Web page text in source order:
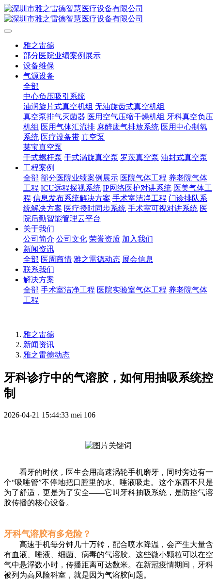
雅之雷德
部分医院业绩案例展示
设备维保
气源设备
全部
中心负压吸引系统
油润旋片式真空机组 无油旋齿式真空机组
真空泵排气灭菌器 医用空气压缩干燥机组 牙科真空负压
机组 医用气体汇流排 麻醉废气排放系统 医用中心制氧
系统 医疗设备带 真空泵
莱宝真空泵
干式螺杆泵 干式涡旋真空泵 罗茨真空泵 油封式真空泵
工程案例
全部 部分医院业绩案例展示 医院气体工程 养老院气体
工程 ICU远程探视系统 IP网络医护对讲系统 医美气体工
程 信息发布系统解决方案 手术室洁净工程 门诊排队系
统解决方案 医疗授时同步系统 手术室可视对讲系统 医
院后勤智能管理云平台
关于我们
公司简介 公司文化 荣誉资质 加入我们
新闻资讯
全部 医周商情 雅之雷德动态 展会信息
联系我们
解决方案
全部 手术室洁净工程 医院实验室气体工程 养老院气体
工程
雅之雷德
新闻资讯
雅之雷德动态
牙科诊疗中的气溶胶，如何用抽吸系统控
制
2026-04-21 15:44:33 mei 106
看牙的时候，医生会用高速涡轮手机磨牙，同时旁边有一
个“吸唾管”不停地把口腔里的水、唾液吸走。这个东西不只是
为了舒适，更是为了安全——它叫牙科抽吸系统，是防控气溶
胶传播的核心设备。
牙科气溶胶有多危险？
高速手机每分钟几十万转，配合喷水降温，会产生大量含
有血液、唾液、细菌、病毒的气溶胶。这些微小颗粒可以在空
气中悬浮数小时，传播距离可达数米。在新冠疫情期间，牙科
被列为高风险科室，就是因为气溶胶问题。